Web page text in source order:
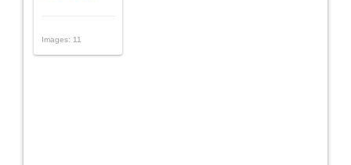
Images: 11